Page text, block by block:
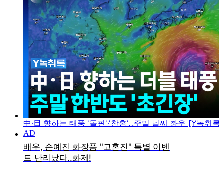
中·日 향하는 태풍 '돌핀'·'찬홈'...주말 날씨 좌우 [Y녹취